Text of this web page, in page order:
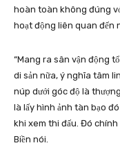
hoàn toàn không đúng
hoạt động liên quan đến
“Mang ra sân vận động
di sản nữa, ý nghĩa tâm
núp dưới góc độ là
là lấy hình ảnh tàn bạo
khi xem thi đấu. Đó
Biền nói.